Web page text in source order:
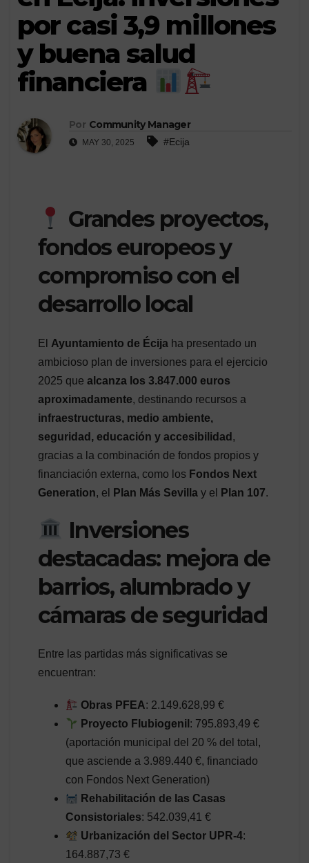
por casi 3,9 millones
y buena salud
financiera
Por Community Manager
MAY 30, 2025 #Ecija
Grandes proyectos,
fondos europeos y
compromiso con el
desarrollo local
El Ayuntamiento de Écija ha presentado un
ambicioso plan de inversiones para el ejercicio
2025 que alcanza los 3.847.000 euros
aproximadamente, destinando recursos a
infraestructuras, medio ambiente,
seguridad, educación y accesibilidad ,
gracias a la combinación de fondos propios y
financiación externa, como los Fondos Next
Generation, el Plan Más Sevilla y el Plan 107.
Inversiones
destacadas: mejora de
barrios, alumbrado y
cámaras de seguridad
Entre las partidas más significativas se
encuentran:
Obras PFEA: 2.149.628,99 €
Proyecto Flubiogenil : 795.893,49 €
(aportación municipal del 20 % del total,
que asciende a 3.989.440 €, financiado
con Fondos Next Generation)
Rehabilitación de las Casas
Consistoriales: 542.039,41 €
Urbanización del Sector UPR-4:
164.887,73 €